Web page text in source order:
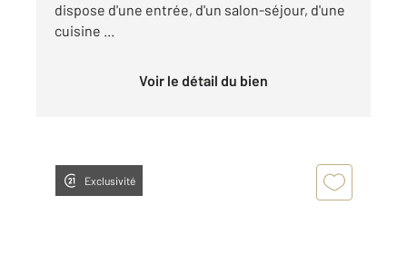
dispose d'une entrée, d'un salon-séjour, d'une
cuisine ...
Voir le détail du bien
Exclusivité